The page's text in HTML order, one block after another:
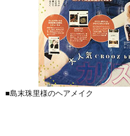
■島末珠里様のヘアメイク